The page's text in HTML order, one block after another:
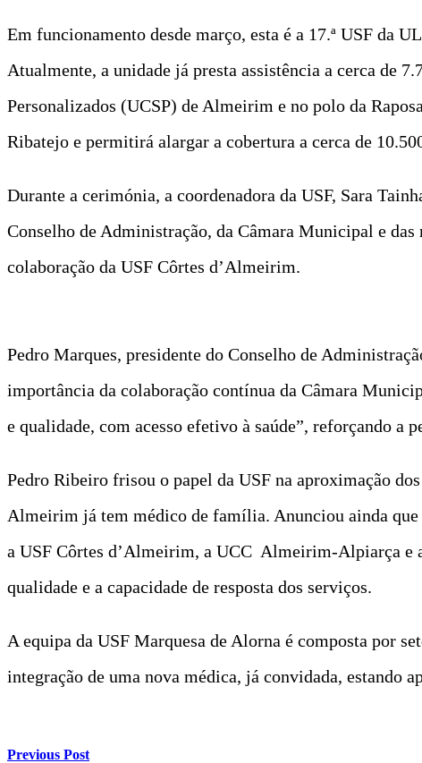
Em funcionamento desde março, esta é a 17.ª USF da
Atualmente, a unidade já presta assistência a cerca de
Personalizados (UCSP) de Almeirim e no polo da
Ribatejo e permitirá alargar a cobertura a cerca de
Durante a cerimónia, a coordenadora da USF, Sara
Conselho de Administração, da Câmara Municipal e
colaboração da USF Côrtes d’Almeirim.
Pedro Marques, presidente do Conselho de
importância da colaboração contínua da Câmara
e qualidade, com acesso efetivo à saúde”, reforçando a
Pedro Ribeiro frisou o papel da USF na aproximação
Almeirim já tem médico de família. Anunciou ainda
a USF Côrtes d’Almeirim, a UCC Almeirim-Alpiarça e
qualidade e a capacidade de resposta dos serviços.
A equipa da USF Marquesa de Alorna é composta por
integração de uma nova médica, já convidada, estando
Previous Post